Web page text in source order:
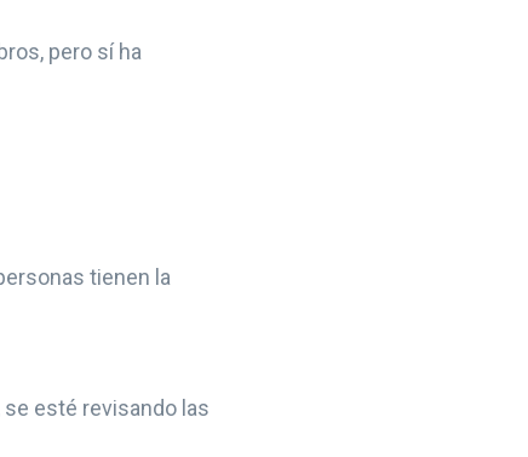
pero sí ha
tienen la
esté revisando las